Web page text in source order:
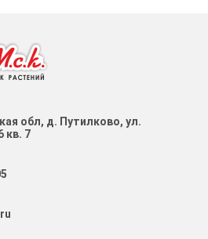
обл, д. Путилково, ул.
кв. 7